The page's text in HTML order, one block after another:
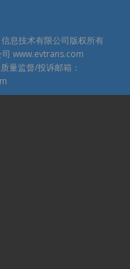
息技术有限公司版权所有
司www.evtrans.com
量监督/投诉邮箱：